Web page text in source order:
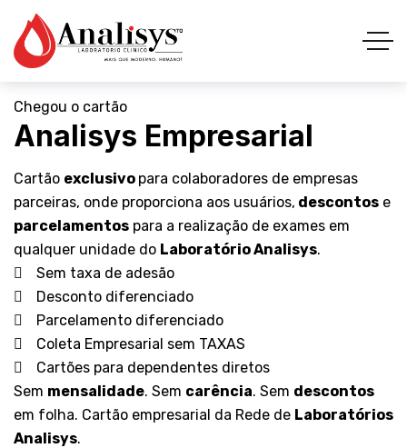
Chegou o cartão
Analisys Empresarial
Cartão exclusivo para colaboradores de empresas
parceiras, onde proporciona aos usuários, descontos e
parcelamentos para a realização de exames em
qualquer unidade do Laboratório Analisys.
Sem taxa de adesão
Desconto diferenciado
Parcelamento diferenciado
Coleta Empresarial sem TAXAS
Cartões para dependentes diretos
Sem mensalidade. Sem carência. Sem descontos
em folha. Cartão empresarial da Rede de Laboratórios
Analisys.